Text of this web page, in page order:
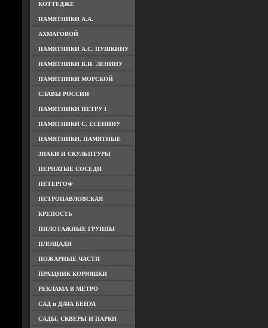
КОТТЕДЖЕ
ПАМЯТНИКИ А.А.
АХМАТОВОЙ
ПАМЯТНИКИ А.С. ПУШКИНУ
ПАМЯТНИКИ В.И. ЛЕНИНУ
ПАМЯТНИКИ МОРСКОЙ
СЛАВЫ РОССИИ
ПАМЯТНИКИ ПЕТРУ I
ПАМЯТНИКИ С. ЕСЕНИНУ
ПАМЯТНИКИ, ПАМЯТНЫЕ
ЗНАКИ И СКУЛЬПТУРЫ
ПЕРНАТЫЕ СОСЕДИ
ПЕТЕРГОФ
ПЕТРОПАВЛОВСКАЯ
КРЕПОСТЬ
ПИЛОТАЖНЫЕ ГРУППЫ
ПЛОЩАДИ
ПОЖАРНЫЕ ЧАСТИ
ПРАЗДНИК КОРЮШКИ
РЕКЛАМА В МЕТРО
САД и ДАЧА БЕНУА
САДЫ, СКВЕРЫ И ПАРКИ